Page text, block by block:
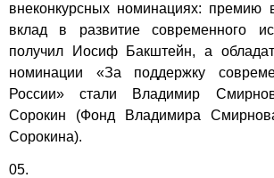
внеконкурсных номинациях: премию
вклад в развитие современного
получил Иосиф Бакштейн, а
номинации «За поддержку
России» стали Владимир
Сорокин (Фонд Владимира
Сорокина).
05.